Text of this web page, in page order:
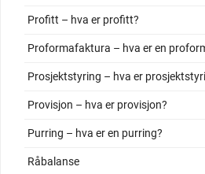
Profitt – hva er profitt?
Proformafaktura – hva er en
Prosjektstyring – hva er
Provisjon – hva er provisjon?
Purring – hva er en purring?
Råbalanse